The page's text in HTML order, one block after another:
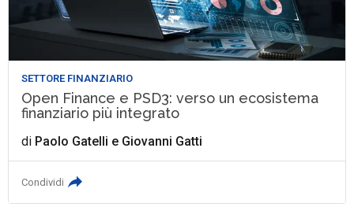
SETTORE FINANZIARIO
Open Finance e PSD3: verso un ecosistema
finanziario più integrato
di Paolo Gatelli e Giovanni Gatti
Condividi